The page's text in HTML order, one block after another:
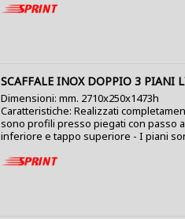
SCAFFALE INOX DOPPIO 3 PIANI
Dimensioni: mm. 2710x250x1473h
Caratteristiche: Realizzati
sono profili presso piegati con passo
inferiore e tappo superiore - I piani